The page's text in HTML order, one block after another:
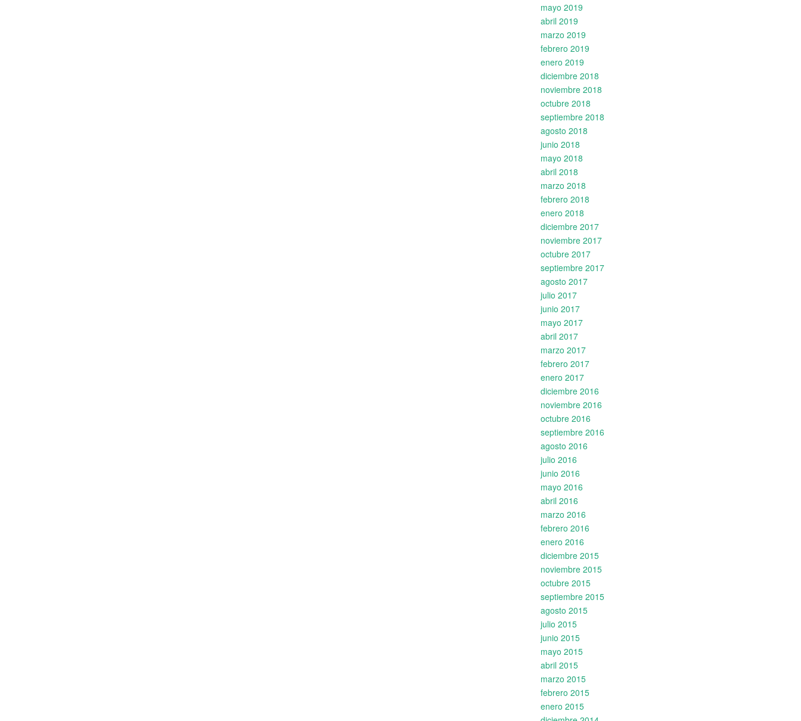
mayo 2019
abril 2019
marzo 2019
febrero 2019
enero 2019
diciembre 2018
noviembre 2018
octubre 2018
septiembre 2018
agosto 2018
junio 2018
mayo 2018
abril 2018
marzo 2018
febrero 2018
enero 2018
diciembre 2017
noviembre 2017
octubre 2017
septiembre 2017
agosto 2017
julio 2017
junio 2017
mayo 2017
abril 2017
marzo 2017
febrero 2017
enero 2017
diciembre 2016
noviembre 2016
octubre 2016
septiembre 2016
agosto 2016
julio 2016
junio 2016
mayo 2016
abril 2016
marzo 2016
febrero 2016
enero 2016
diciembre 2015
noviembre 2015
octubre 2015
septiembre 2015
agosto 2015
julio 2015
junio 2015
mayo 2015
abril 2015
marzo 2015
febrero 2015
enero 2015